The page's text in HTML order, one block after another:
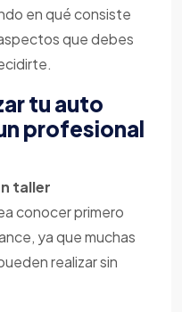
en qué consiste
que debes
tu auto
profesional
taller
conocer primero
ya que muchas
realizar sin